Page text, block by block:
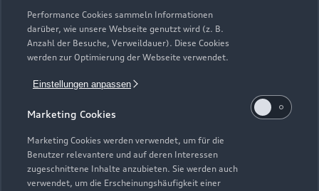
Performance Cookies sammeln Informationen
darüber, wie unsere Webseite genutzt wird (z. B.
Anzahl der Besuche, Verweildauer). Diese Cookies
werden zur Optimierung der Webseite verwendet.
Einstellungen anpassen
Marketing Cookies
Marketing Cookies werden verwendet, um für die
Benutzer relevantere und auf deren Interessen
zugeschnittene Inhalte anzubieten. Sie werden auch
verwendet, um die Erscheinungshäufigkeit einer
werden. Ausgenommen hiervon sind händlereigene
Mietfahrzeuge der Marke Audi, die in der Erstverwendung über
externe Mietwagengesellschaften wie bspw. EURO-Leasing
unter https://www.audi.de/junge-gebrauchtwagen.
Audi Anschlussgarantie bereits enthalten in Audi
Werksdienstwagen und Audi Mietfahrzeugen gemäß
Bedingungen der AUDI AG, Ingolstadt.
Versicherungsleistungen werden durch den Audi